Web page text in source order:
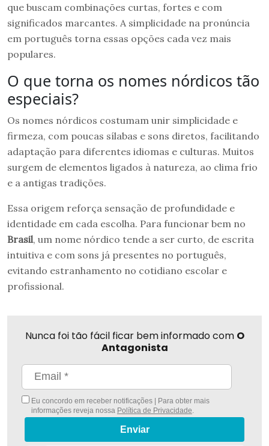
que buscam combinações curtas, fortes e com
significados marcantes. A simplicidade na pronúncia
em português torna essas opções cada vez mais
populares.
O que torna os nomes nórdicos tão
especiais?
Os nomes nórdicos costumam unir simplicidade e
firmeza, com poucas sílabas e sons diretos, facilitando
adaptação para diferentes idiomas e culturas. Muitos
surgem de elementos ligados à natureza, ao clima frio
e a antigas tradições.
Essa origem reforça sensação de profundidade e
identidade em cada escolha. Para funcionar bem no
Brasil, um nome nórdico tende a ser curto, de escrita
intuitiva e com sons já presentes no português,
evitando estranhamento no cotidiano escolar e
profissional.
Nunca foi tão fácil ficar bem informado com O
Antagonista
Eu concordo em receber notificações | Para obter mais
informações reveja nossa Política de Privacidade
Enviar